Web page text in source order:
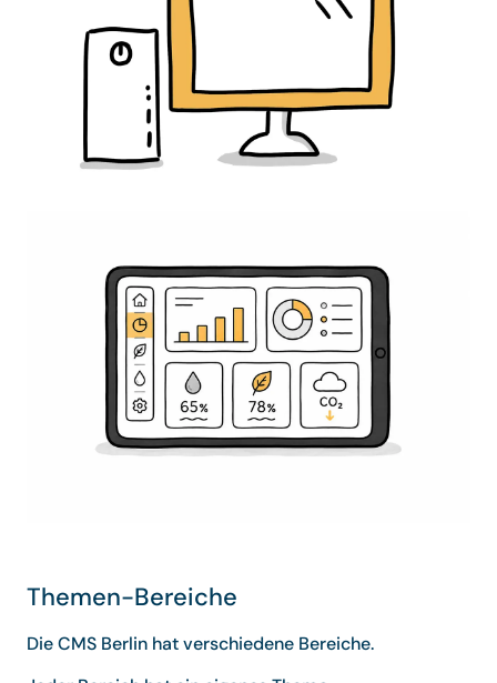
Themen-Bereiche
Die CMS Berlin hat verschiedene Bereiche.